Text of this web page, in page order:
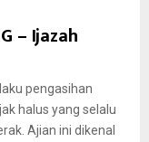
– Ijazah
pengasihan
halus yang selalu
Ajian ini dikenal